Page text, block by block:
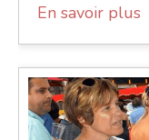
En savoir plus